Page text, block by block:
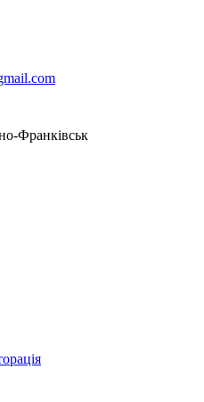
Франківськ